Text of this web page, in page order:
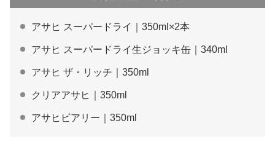
アサヒ スーパードライ｜350ml×2本
アサヒ スーパードライ生ジョッキ缶｜340ml
アサヒ ザ・リッチ｜350ml
クリアアサヒ｜350ml
アサヒビアリー｜350ml